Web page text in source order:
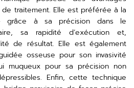
traitement. Elle est préférée à la
grâce à sa précision dans le
sa rapidité d’exécution et,
de résultat. Elle est également
osseuse pour son invasivité
muqueux pour sa précision non
Enfin, cette technique